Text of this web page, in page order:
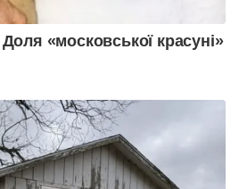
«московської красуні»